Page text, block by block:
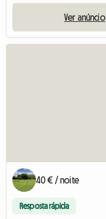
Ver anúncio
40 € / noite
Resposta rápida